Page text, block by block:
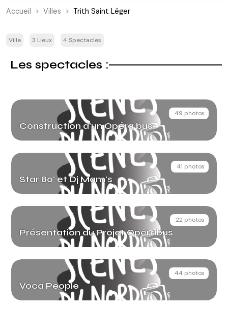
Accueil Villes Trith Saint Léger
Ville 3 Lieux 4 Spectacles
Les spectacles :
49 photos
Construction d'un Opéra bus
41 photos
Star 80' et Dj Mam's
22 photos
Présentation du Projet Opérabus
44 photos
Voca People